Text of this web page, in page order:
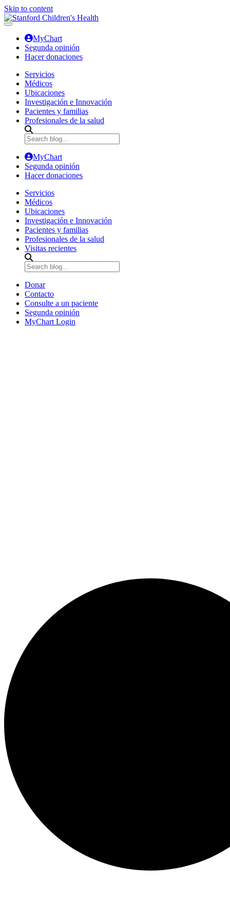
Skip to content
MyChart
Segunda opinión
Hacer donaciones
Servicios
Médicos
Ubicaciones
Investigación e Innovación
Pacientes y familias
Profesionales de la salud
MyChart
Segunda opinión
Hacer donaciones
Servicios
Médicos
Ubicaciones
Investigación e Innovación
Pacientes y familias
Profesionales de la salud
Visitas recientes
Donar
Contacto
Consulte a un paciente
Segunda opinión
MyChart Login